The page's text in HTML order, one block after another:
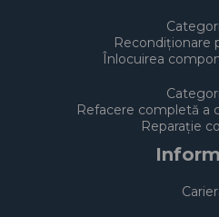
Recondiționare
Înlocuirea
Refacere completă a
Reparație